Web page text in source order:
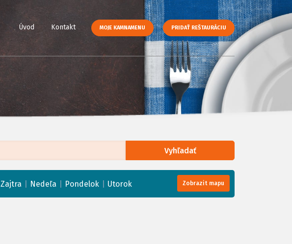
Úvod Kontakt MOJE KAMNAMENU PRIDAŤ REŠTAURÁCIU
Vyhľadať
Zajtra Nedeľa Pondelok Utorok Zobrazit mapu